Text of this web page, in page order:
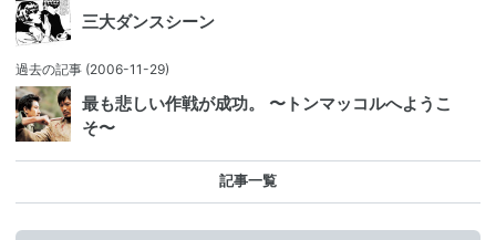
三大ダンスシーン
過去の記事 (2006-11-29)
最も悲しい作戦が成功。 〜トンマッコルへようこ
そ〜
記事一覧